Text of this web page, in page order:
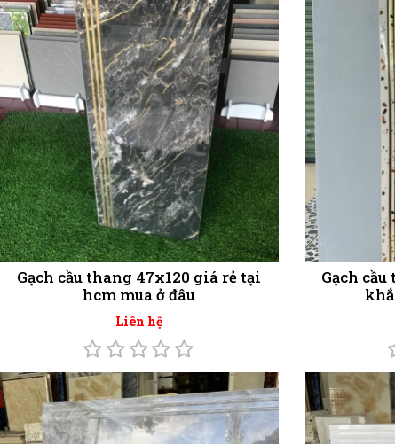
Gạch cầu thang 47x120 giá rẻ tại
hcm mua ở đâu
Liên hệ
Gạch